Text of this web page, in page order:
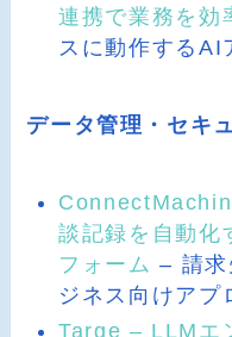
連携で業務を効
スに動作するAI
データ管理・セキ
談記録を自動化
フォーム – 請求
ジネス向けアプ
Targe – LLMエ